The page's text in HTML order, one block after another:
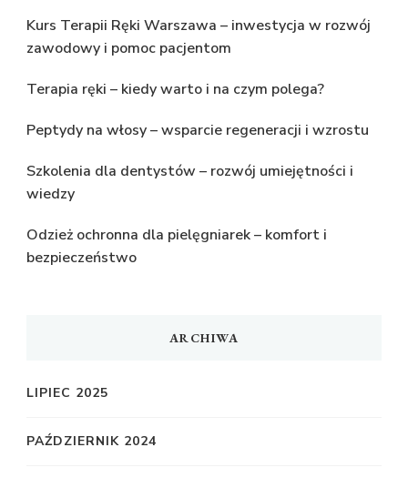
Kurs Terapii Ręki Warszawa – inwestycja w rozwój
zawodowy i pomoc pacjentom
Terapia ręki – kiedy warto i na czym polega?
Peptydy na włosy – wsparcie regeneracji i wzrostu
Szkolenia dla dentystów – rozwój umiejętności i
wiedzy
Odzież ochronna dla pielęgniarek – komfort i
bezpieczeństwo
ARCHIWA
LIPIEC 2025
PAŹDZIERNIK 2024